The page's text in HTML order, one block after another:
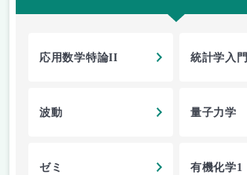
応用数学特論II 統計学入門
波動 量子力学
ゼミ 有機化学1